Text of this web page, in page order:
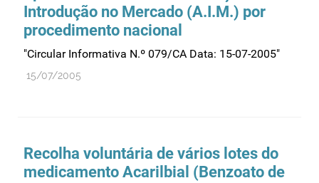
Introdução no Mercado (A.I.M.) por
procedimento nacional
"Circular Informativa N.º 079/CA Data: 15-07-2005"
15/07/2005
Recolha voluntária de vários lotes do
medicamento Acarilbial (Benzoato de